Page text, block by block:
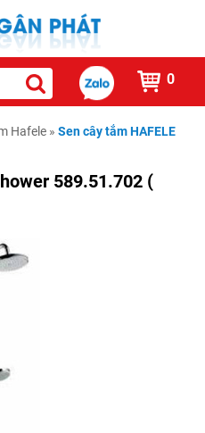
0
Hafele » Sen cây tắm HAFELE
589.51.702 (